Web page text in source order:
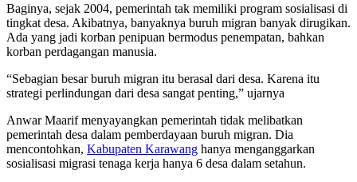
Baginya, sejak 2004, pemerintah tak memiliki program sosialisasi di
tingkat desa. Akibatnya, banyaknya buruh migran banyak dirugikan.
Ada yang jadi korban penipuan bermodus penempatan, bahkan
korban perdagangan manusia.
“Sebagian besar buruh migran itu berasal dari desa. Karena itu
strategi perlindungan dari desa sangat penting,” ujarnya
Anwar Maarif menyayangkan pemerintah tidak melibatkan
pemerintah desa dalam pemberdayaan buruh migran. Dia
mencontohkan, Kabupaten Karawang hanya menganggarkan
sosialisasi migrasi tenaga kerja hanya 6 desa dalam setahun.